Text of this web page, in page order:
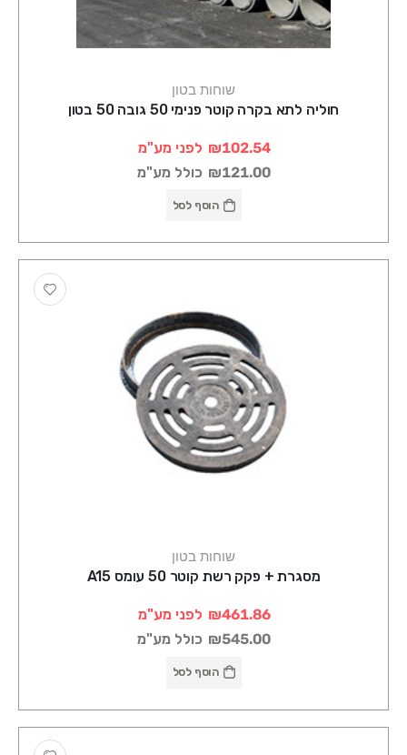
שוחות בטון
חוליה לתא בקרה קוטר פנימי 50 גובה 50 בטון
₪102.54 לפני מע"מ
₪121.00 כולל מע"מ
הוסף לסל
שוחות בטון
מסגרת + פקק רשת קוטר 50 עומס A15
₪461.86 לפני מע"מ
₪545.00 כולל מע"מ
הוסף לסל